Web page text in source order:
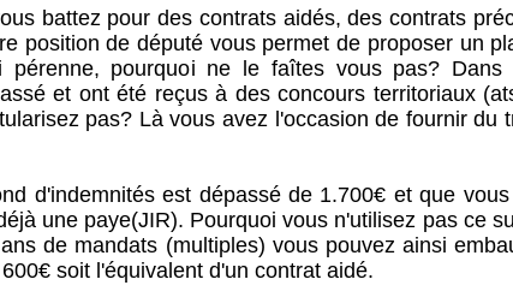
battez pour des contrats aidés, des contrats
position de député vous permet de proposer un
pérenne, pourquoi ne le faîtes vous pas? Dans
et ont été reçus à des concours territoriaux
pas? Là vous avez l'occasion de fournir du
d'indemnités est dépassé de 1.700€ et que
une paye(JIR). Pourquoi vous n'utilisez pas ce
de mandats (multiples) vous pouvez ainsi
soit l'équivalent d'un contrat aidé.